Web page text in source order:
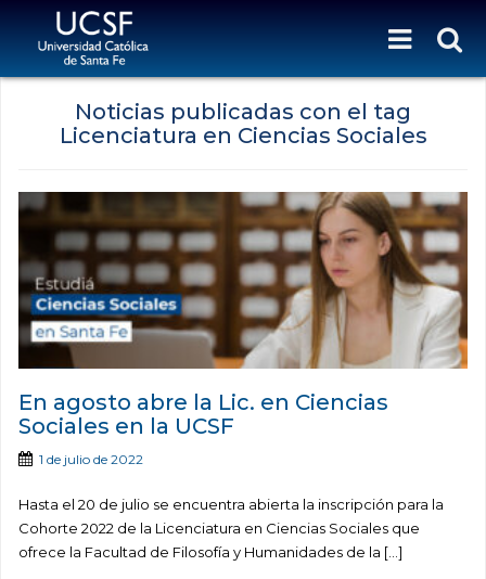
Noticias publicadas con el tag
Licenciatura en Ciencias Sociales
En agosto abre la Lic. en Ciencias
Sociales en la UCSF
1 de julio de 2022
Hasta el 20 de julio se encuentra abierta la inscripción para la
Cohorte 2022 de la Licenciatura en Ciencias Sociales que
ofrece la Facultad de Filosofía y Humanidades de la […]